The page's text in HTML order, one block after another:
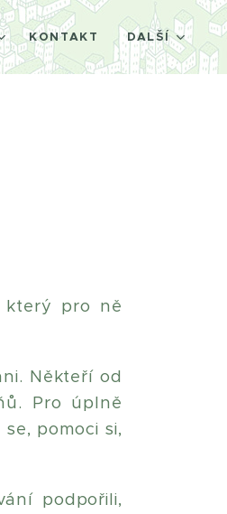
KONTAKT DALŠÍ
který pro ně
Někteří od
Pro úplně
pomoci si,
podpořili,